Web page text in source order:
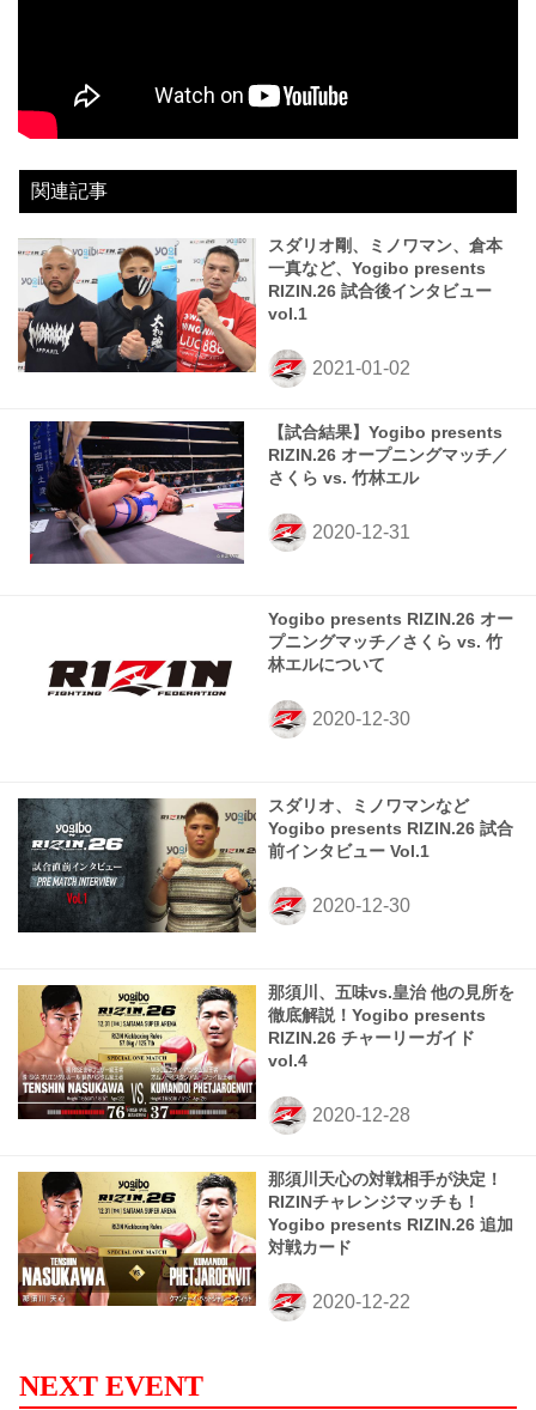
関連記事
スダリオ剛、ミノワマン、倉本
一真など、Yogibo presents
RIZIN.26 試合後インタビュー
vol.1
【試合結果】Yogibo presents
RIZIN.26 オープニングマッチ／
さくら vs. 竹林エル
Yogibo presents RIZIN.26 オー
プニングマッチ／さくら vs. 竹
林エルについて
スダリオ、ミノワマンなど
Yogibo presents RIZIN.26 試合
前インタビュー Vol.1
那須川、五味vs.皇治 他の見所を
徹底解説！Yogibo presents
RIZIN.26 チャーリーガイド
vol.4
那須川天心の対戦相手が決定！
RIZINチャレンジマッチも！
Yogibo presents RIZIN.26 追加
対戦カード
NEXT EVENT